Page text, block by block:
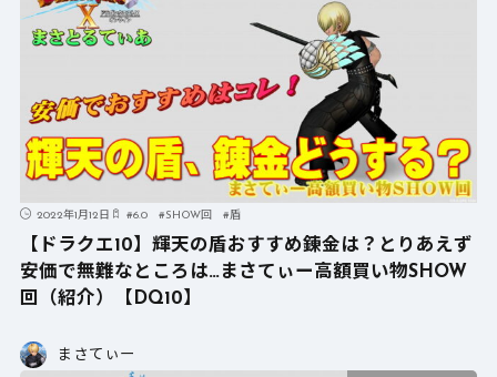
2022年1月12日 #6.0 #SHOW回 #盾
【ドラクエ10】輝天の盾おすすめ錬金は？とりあえず
安価で無難なところは…まさてぃー高額買い物SHOW
回（紹介）【DQ10】
まさてぃー